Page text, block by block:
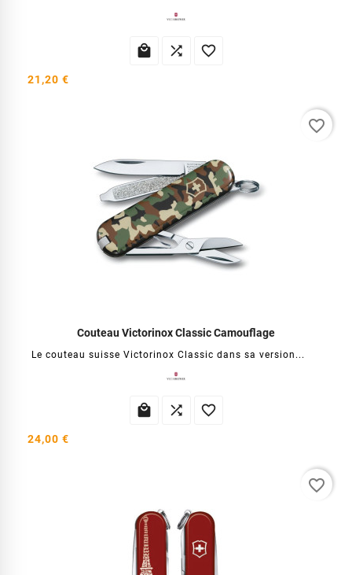
  
21,20 €
Couteau Victorinox Classic Camouflage
Le couteau suisse Victorinox Classic dans sa version...
  
24,00 €
favorite_border
favorite_border